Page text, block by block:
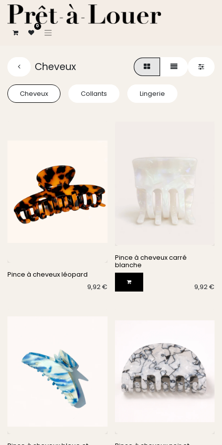
0
Cheveux
Cheveux Collants Lingerie
Pince à cheveux léopard
9,92€
Pince à cheveux carré
blanche
9,92€